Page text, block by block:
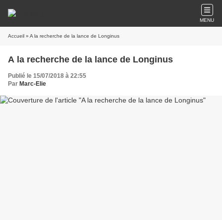
MENU
Accueil » A la recherche de la lance de Longinus
A la recherche de la lance de Longinus
Publié le 15/07/2018 à 22:55
Par Marc-Elie